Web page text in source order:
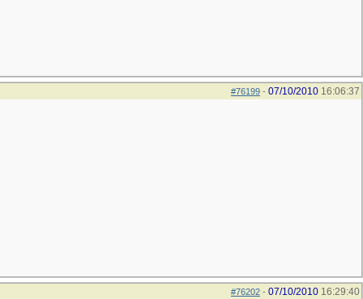
#76199 - 07/10/2010 16:06:37
#76202 - 07/10/2010 16:29:40